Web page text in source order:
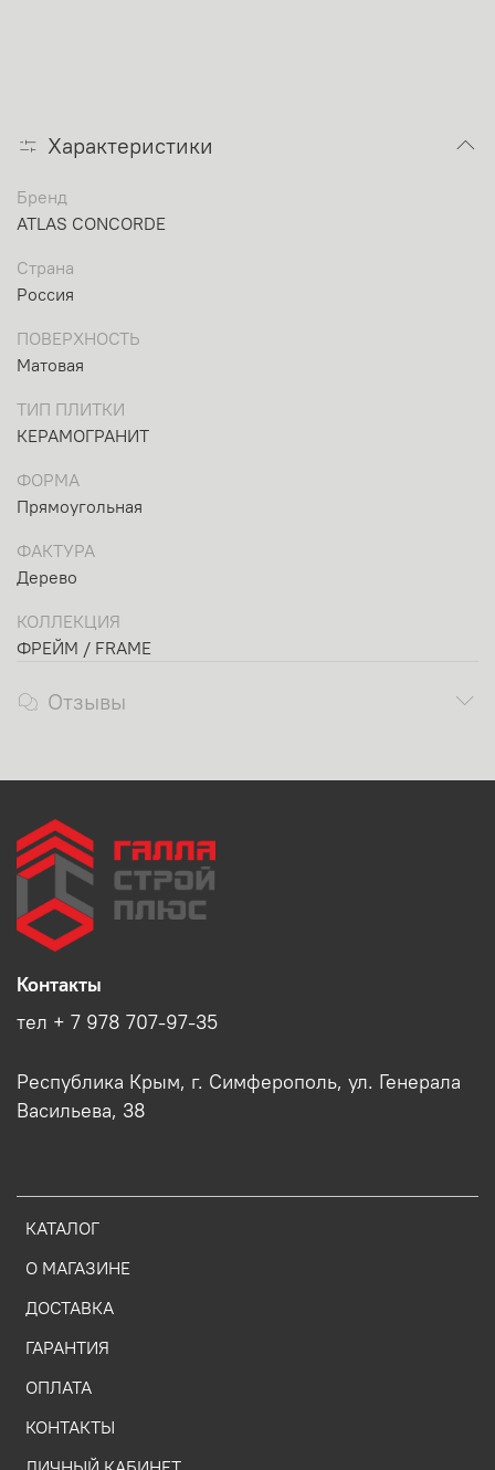
Характеристики
Бренд
ATLAS CONCORDE
Страна
Россия
ПОВЕРХНОСТЬ
Матовая
ТИП ПЛИТКИ
КЕРАМОГРАНИТ
ФОРМА
Прямоугольная
ФАКТУРА
Дерево
КОЛЛЕКЦИЯ
ФРЕЙМ / FRAME
Отзывы
КАТАЛОГ
О МАГАЗИНЕ
ДОСТАВКА
ГАРАНТИЯ
ОПЛАТА
КОНТАКТЫ
Контакты
тел + 7 978 707-97-35
Республика Крым, г. Симферополь, ул. Генерала
Васильева, 38